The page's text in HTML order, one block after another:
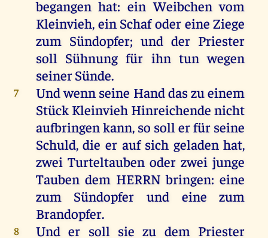
begangen hat: ein Weibchenvom
Kleinvieh, ein Schaf oder eine Ziege
zum Sündopfer; und der Priester
soll Sühnungfür ihn tun wegen
seinerSünde.
7 Undwenn seine Handdaszueinem
StückKleinvieh Hinreichendenicht
aufbringenkann, so soll erfür seine
Schuld,die er auf sich geladen hat,
zwei Turteltauben oder zwei junge
Tauben dem HERRN bringen:eine
zum
Sündopfer und eine
zum
Brandopfer.
8 Und er soll sie zu dem Priester